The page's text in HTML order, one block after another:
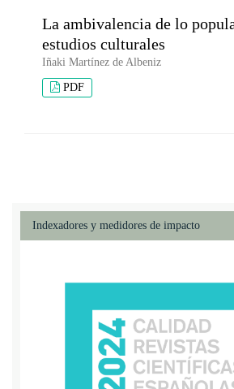
La ambivalencia de lo
estudios culturales
Iñaki Martínez de Albeniz
PDF
Indexadores y medidores de impacto